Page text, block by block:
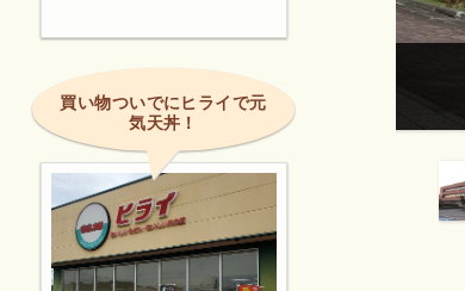
保護されている場合があります。
丁寧
買い物ついでにヒライで元
気天丼！